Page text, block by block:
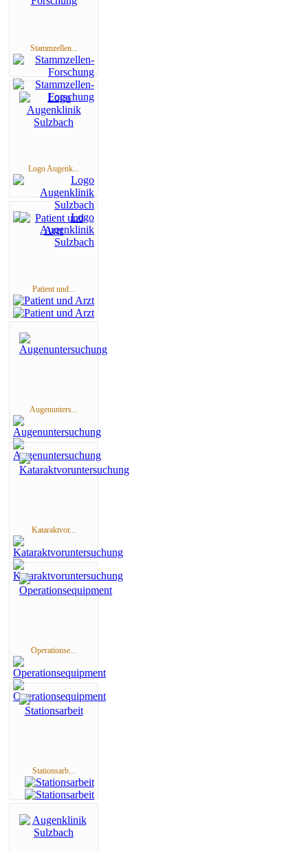
Stammzellen...
Logo Augenk...
Patient und...
Augenunters...
Kataraktvor...
Operationse...
Stationsarb...